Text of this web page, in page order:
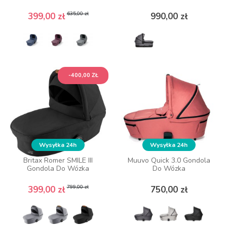
399,00 złCena podstawowa
635,00 zł
Cena
ZOBACZ WIĘCEJ
399,00 złCena podstawowa
635,00 zł
Cena 990,00 zł
Cena
990,00 zł
Cena
Wysyłka 24h
Britax Romer SMILE III
Gondola Do Wózka
399,00 złCena podstawowa
799,00 zł
Cena
-400,00 ZŁ
Wysyłka 24h
Britax Romer SMILE III
Gondola Do Wózka
399,00 złCena podstawowa
799,00 zł
Cena
-400,00 ZŁ
Wysyłka 24h
Muuvo Quick 3.0 Gondola
Do Wózka
750,00 zł
Cena
Wysyłka 24h
Muuvo Quick 3.0 Gondola
Do Wózka
750,00 zł
Cena